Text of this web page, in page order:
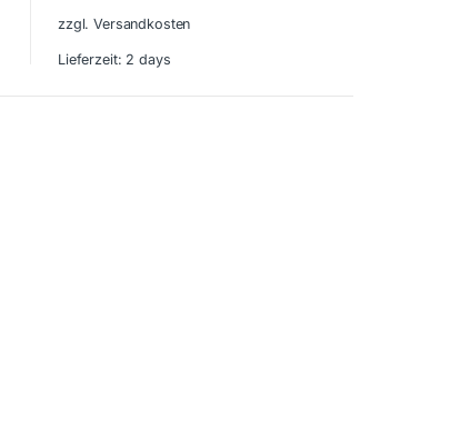
zzgl. Versandkosten
Lieferzeit: 2 days